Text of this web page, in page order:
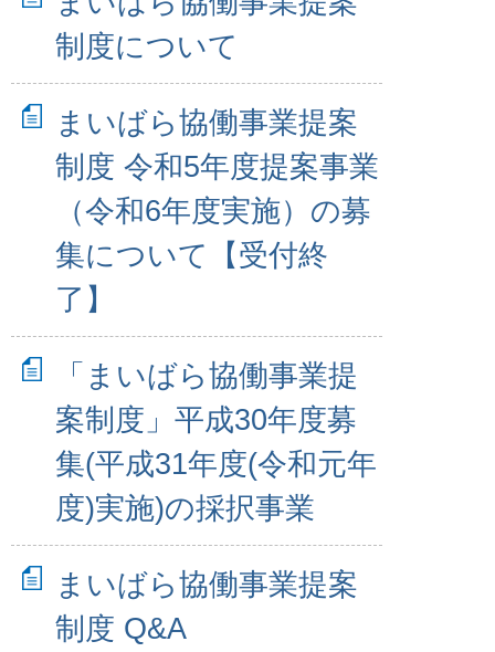
制度について
まいばら協働事業提案
制度 令和5年度提案事業
（令和6年度実施）の募
集について【受付終
了】
「まいばら協働事業提
案制度」平成30年度募
集(平成31年度(令和元年
度)実施)の採択事業
まいばら協働事業提案
制度 Q&A